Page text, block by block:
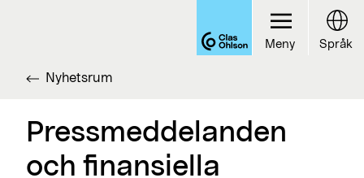
Nyhetsrum
Pressmeddelanden
och finansiella
Meny Språk